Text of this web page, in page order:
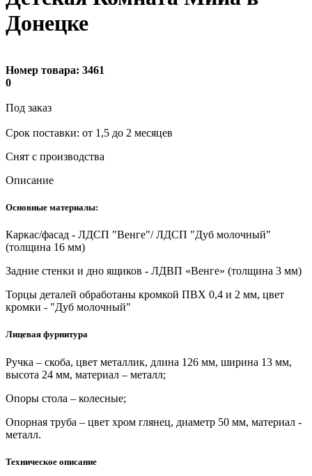
Донецке
Номер товара: 3461
0
Под заказ
Cрок поставки: от 1,5 до 2 месяцев
Снят с производства
Описание
Основные материалы:
Каркас/фасад - ЛДСП "Венге"/ ЛДСП "Дуб молочный"
(толщина 16 мм)
Задние стенки и дно ящиков - ЛДВП «Венге» (толщина 3 мм)
Торцы деталей обработаны кромкой ПВХ 0,4 и 2 мм, цвет
кромки - "Дуб молочный"
Лицевая фурнитура
Ручка – скоба, цвет металлик, длина 126 мм, ширина 13 мм,
высота 24 мм, материал – металл;
Опоры стола – колесные;
Опорная труба – цвет хром глянец, диаметр 50 мм, материал -
металл.
Техническое описание